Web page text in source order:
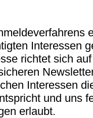
Interessen
richtet sich
Interessen
und uns
erlaubt.